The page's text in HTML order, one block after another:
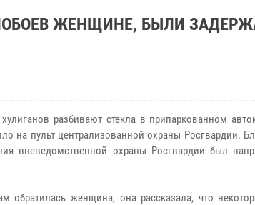
ЖЕНЩИНЕ, БЫЛИ
разбивают стекла в припаркованном
на пульт централизованной охраны Росгвардии.
вневедомственной охраны Росгвардии был
обратилась женщина, она рассказала, что